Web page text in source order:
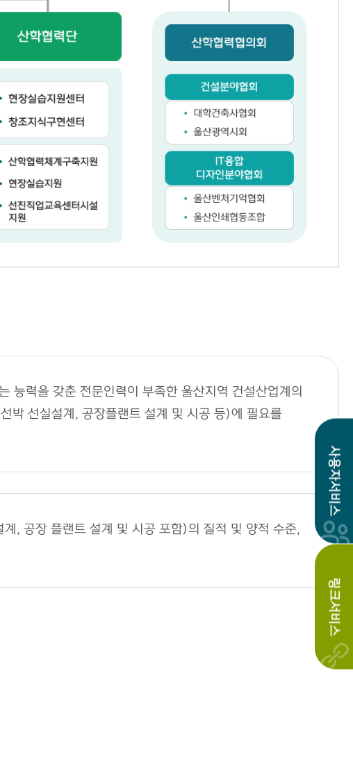
사용자서비스
링크서비스
능력을 갖춘 전문인력이 부족한 울산지역 건설산업계의
박 선실설계, 공장플랜트 설계 및 시공 등)에 필요를
, 공장 플랜트 설계 및 시공 포함)의 질적 및 양적 수준,